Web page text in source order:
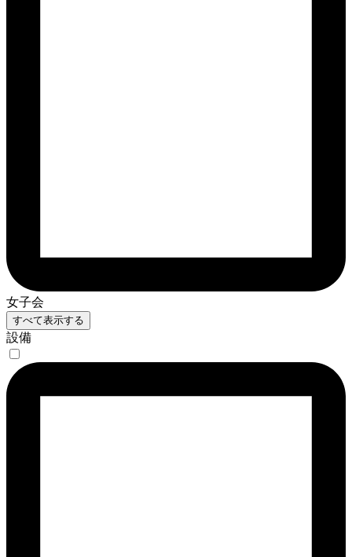
女子会
すべて表示する
設備